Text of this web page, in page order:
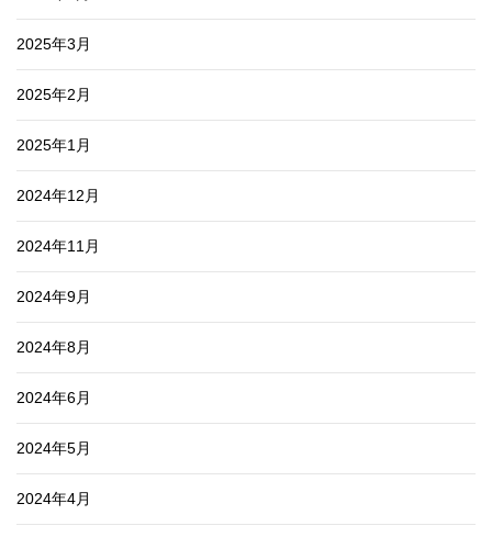
2025年3月
2025年2月
2025年1月
2024年12月
2024年11月
2024年9月
2024年8月
2024年6月
2024年5月
2024年4月